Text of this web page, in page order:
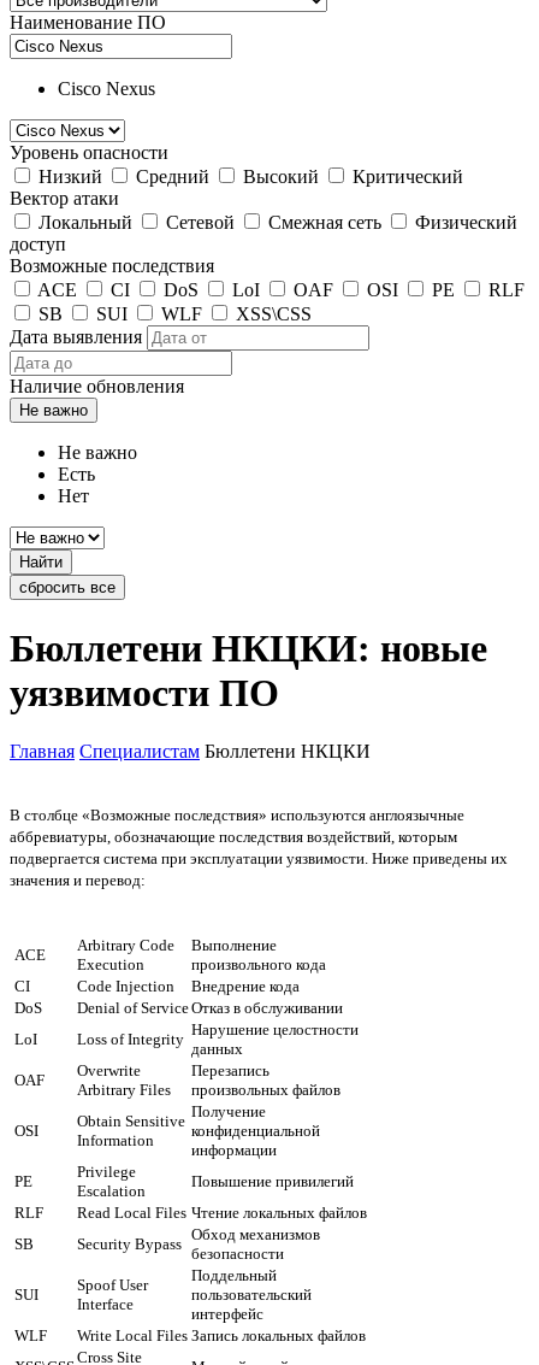
Наименование ПО
Cisco Nexus
Уровень опасности
Низкий
Средний Высокий
Критический
Вектор атаки
Локальный
Сетевой Смежная сеть
Физический
доступ
Возможные последствия
ACE
CI DoS LoI OAF OSI PE
RLF
SB
SUI WLF
XSS\CSS
Дата выявления
Наличие обновления
Не важно
Не важно
Есть
Нет
Найти
сбросить все
Бюллетени НКЦКИ: новые
уязвимости ПО
Главная Специалистам Бюллетени НКЦКИ
В столбце «Возможные последствия» используются англоязычные
аббревиатуры, обозначающие последствия воздействий, которым
подвергается система при эксплуатации уязвимости. Ниже приведены их
значения и перевод:
ACE
Arbitrary Code
Execution
Выполнение
произвольного кода
CI
Code Injection
Внедрение кода
DoS
Denial of ServiceОтказ в обслуживании
LoI
Loss of Integrity
Нарушение целостности
данных
OAF
Overwrite
Arbitrary Files
Перезапись
произвольных файлов
OSI
Obtain Sensitive
Information
Получение
конфиденциальной
информации
PE
Privilege
Escalation
Повышение привилегий
RLF
Read Local Files Чтение локальных файлов
SB
Security Bypass
Обход механизмов
безопасности
SUI
Spoof User
Interface
Поддельный
пользовательский
интерфейс
WLF
Write Local Files Запись локальных файлов
Cross Site